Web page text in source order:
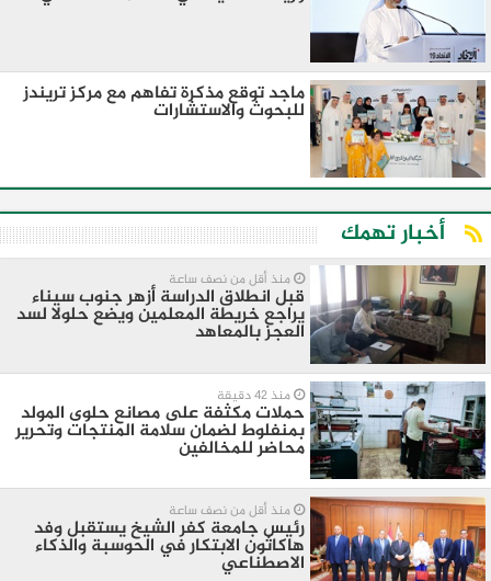
ماجد توقع مذكرة تفاهم مع مركز تريندز
للبحوث والاستشارات
أخبار تهمك
منذ أقل من نصف ساعة
قبل انطلاق الدراسة أزهر جنوب سيناء
يراجع خريطة المعلمين ويضع حلولا لسد
العجز بالمعاهد
منذ 42 دقيقة
حملات مكثفة على مصانع حلوى المولد
بمنفلوط لضمان سلامة المنتجات وتحرير
محاضر للمخالفين
منذ أقل من نصف ساعة
رئيس جامعة كفر الشيخ يستقبل وفد
هاكاثون الابتكار في الحوسبة والذكاء
الاصطناعي